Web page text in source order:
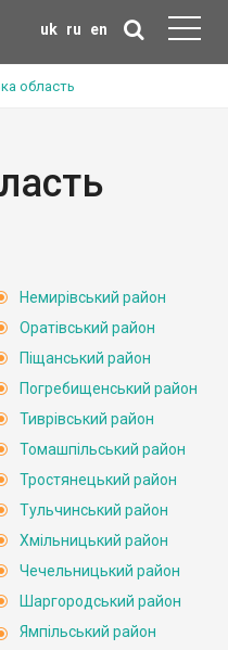
uk ru en
область
Немирівський район
Оратівський район
Піщанський район
Погребищенський район
Тиврівський район
Томашпільський район
Тростянецький район
Тульчинський район
Хмільницький район
Чечельницький район
Шаргородський район
Ямпільський район